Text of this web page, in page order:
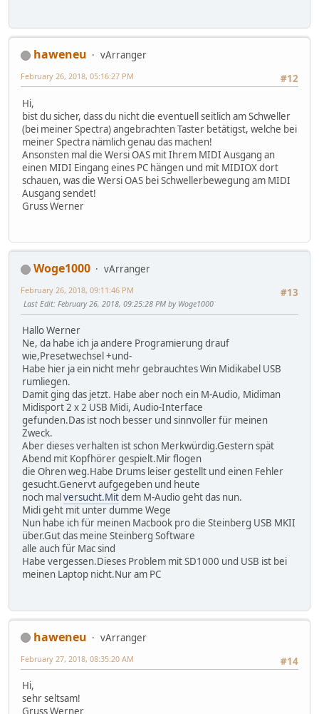
haweneu
vArranger
#12
February 26, 2018, 05:16:27 PM
Hi,
bist du sicher, dass du nicht die eventuell seitlich am Schweller
(bei meiner Spectra) angebrachten Taster betätigst, welche bei
meiner Spectra nämlich genau das machen!
Ansonsten mal die Wersi OAS mit Ihrem MIDI Ausgang an
einen MIDI Eingang eines PC hängen und mit MIDIOX dort
schauen, was die Wersi OAS bei Schwellerbewegung am MIDI
Ausgang sendet!
Gruss Werner
Woge1000
vArranger
#13
February 26, 2018, 09:11:46 PM
Last Edit: February 26, 2018, 09:25:28 PM by Woge1000
Hallo Werner
Ne, da habe ich ja andere Programierung drauf
wie,Presetwechsel +und-
Habe hier ja ein nicht mehr gebrauchtes Win Midikabel USB
rumliegen.
Damit ging das jetzt. Habe aber noch ein M-Audio, Midiman
Midisport 2 x 2 USB Midi, Audio-Interface
gefunden.Das ist noch besser und sinnvoller für meinen
Zweck.
Aber dieses verhalten ist schon Merkwürdig.Gestern spät
Abend mit Kopfhörer gespielt.Mir flogen
die Ohren weg.Habe Drums leiser gestellt und einen Fehler
gesucht.Genervt aufgegeben und heute
noch mal versucht.Mitdem M-Audio geht das nun.
Midi geht mit unter dumme Wege
Nun habe ich für meinen Macbook pro die Steinberg USB MKII
über.Gut das meine Steinberg Software
alle auch für Mac sind
Habe vergessen.Dieses Problem mit SD1000 und USB ist bei
meinen Laptop nicht.Nur am PC
haweneu
vArranger
#14
February 27, 2018, 08:35:20 AM
Hi,
sehr seltsam!
Gruss Werner